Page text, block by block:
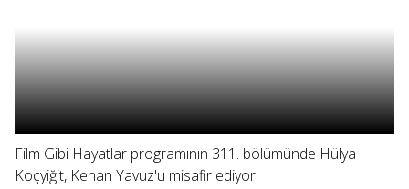
Film Gibi Hayatlar programının 311. bölümünde Hülya
Koçyiğit, Kenan Yavuz'u misafir ediyor.